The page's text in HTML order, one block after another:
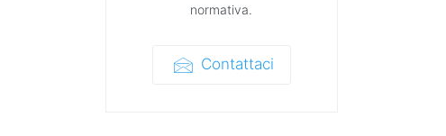
normativa.
Contattaci